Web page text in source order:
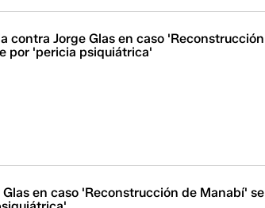
contra Jorge Glas en caso 'Reconstrucción
por 'pericia psiquiátrica'
en caso 'Reconstrucción de Manabí' se